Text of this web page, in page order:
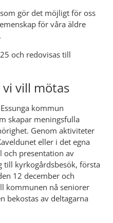
gör det möjligt för oss
för våra äldre
och redovisas till
vill mötas
kommun
skapar meningsfulla
Genom aktiviteter
eller i det egna
och presentation av
till kyrkogårdsbesök, första
12 december och
kommunen nå seniorer
bekostas av deltagarna